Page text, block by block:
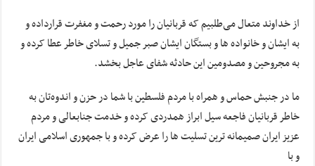
از خداوند متعال می‌طلبیم که قربانیان را مورد رحمت و مغفرت قرارداده و
به ایشان و خانواده ها و بستگان ایشان صبر جمیل و تسلای خاطر عطا کرده و
به مجروحین و مصدومین این حادثه شفای عاجل بخشد.
ما در جنبش حماس و همراه با مردم فلسطین با شما در حزن و اندوه‌تان به
خاطر قربانیان فاجعه سیل ابراز همدردی کرده و خدمت جنابعالی و مردم
عزیز ایران صمیمانه ترین تسلیت ها را عرض کرده و با جمهوری اسلامی ایران
و با